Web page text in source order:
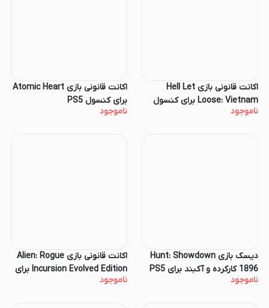
اکانت قانونی بازی Hell Let
Loose: Vietnam برای کنسول
PS5
ناموجود
اکانت قانونی بازی Atomic Heart
برای کنسول PS5
ناموجود
دیسک بازی Hunt: Showdown
1896 کارکرده و آکبند برای PS5
ناموجود
اکانت قانونی بازی Alien: Rogue
Incursion Evolved Edition برای
کنسول PS5
ناموجود